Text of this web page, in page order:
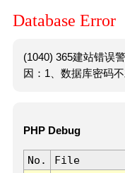
Database Error
(1040) 365建站错误
因：1、数据库密码
PHP Debug
No. File